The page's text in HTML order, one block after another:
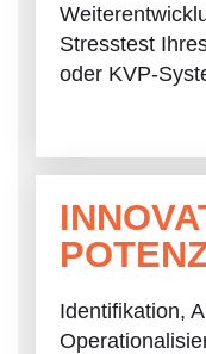
Stresstest
oder KVP-
Identifikation,